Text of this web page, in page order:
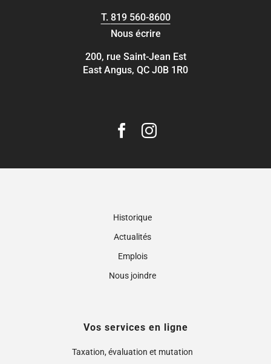
T. 819 560-8600
Nous écrire
200, rue Saint-Jean Est
East Angus, QC J0B 1R0
Historique
Actualités
Emplois
Nous joindre
Vos services en ligne
Taxation, évaluation et mutation